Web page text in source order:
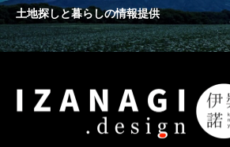
土地探しと暮らしの情報提供